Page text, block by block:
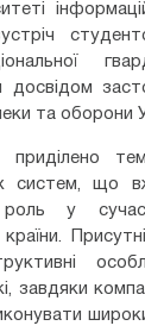
досвідом
та оборони
приділено
систем, що
роль у
завдяки